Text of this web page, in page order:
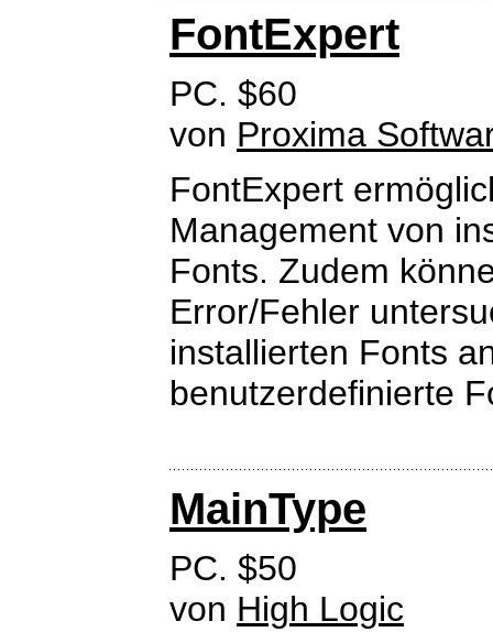
FontExpert
PC. $60
von Proxima
FontExpert
Management von
Fonts. Zudem
Error/Fehler
installierten Fonts
benutzerdefinierte
MainType
PC. $50
von High Logic